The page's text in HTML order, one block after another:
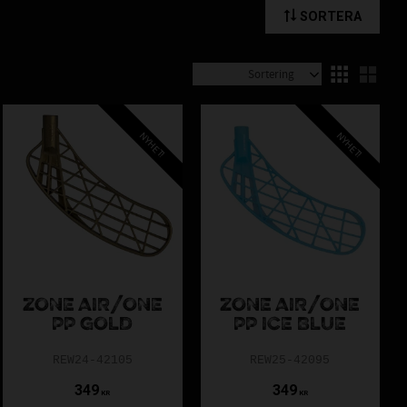
ett klassiskt allroundval.
SORTERA
ZONE AIR/ONE
PP GOLD
349 KR
NYHET!
ZONE AIR/ONE
PP ICE BLUE
349KR
NYHET!